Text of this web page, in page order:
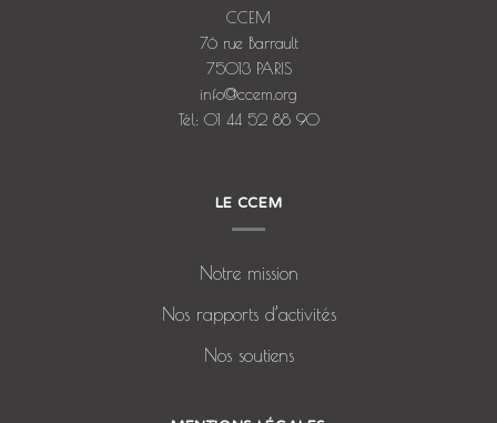
CCEM
76 rue Barrault
75013 PARIS
info@ccem.org
Tél: 01 44 52 88 90
LE CCEM
Notre mission
Nos rapports d’activités
Nos soutiens